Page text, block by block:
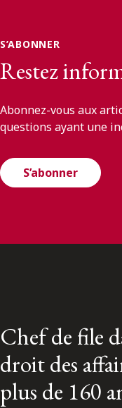
S’ABONNER
Restez
Abonnez-vous aux
questions ayant une
S’abonner
Chef de file
droit des
plus de 160